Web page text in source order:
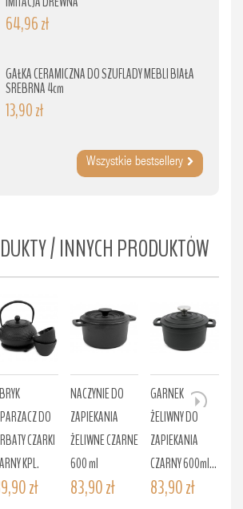
64,96 zł
GAŁKA CERAMICZNA DO SZUFLADY MEBLI BIAŁA
SREBRNA 4cm
13,90 zł
Wszystkie bestsellery
/ INNYCH PRODUKTÓW
DO
CZARKI
KPL.
zł
NACZYNIE DO
ZAPIEKANIA
ŻELIWNE CZARNE
600 ml
83,90 zł
GARNEK
ŻELIWNY DO
ZAPIEKANIA
CZARNY 600ml...
83,90 zł